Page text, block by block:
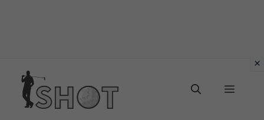
contenuto
Menu